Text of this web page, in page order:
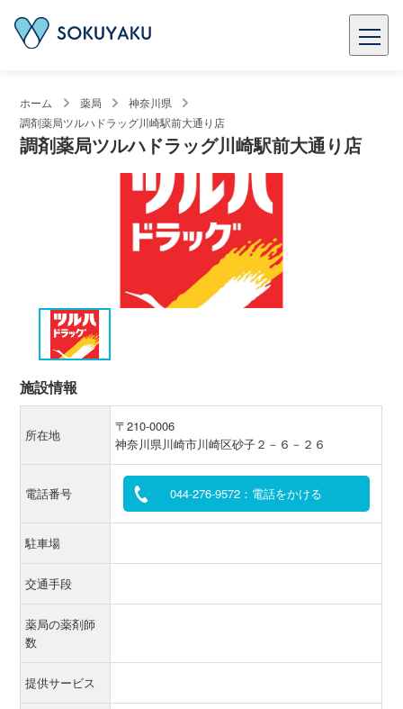
ホーム 薬局
神奈川県
調剤薬局ツルハドラッグ川崎駅前大通り店
調剤薬局ツルハドラッグ川崎駅前大通り店
施設情報
所在地
〒210-0006
神奈川県川崎市川崎区砂子２－６－２６
電話番号 044-276-9572：電話をかける
駐車場
交通手段
薬局の薬剤師
数
提供サービス